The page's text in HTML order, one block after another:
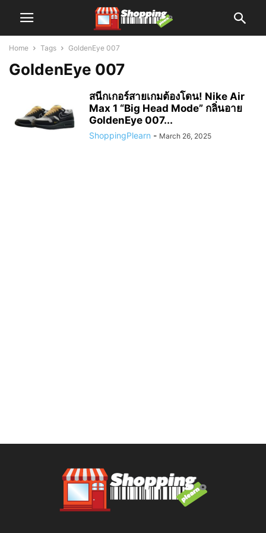
Home Tags GoldenEye 007
GoldenEye 007
สนีกเกอร์สายเกมต้องโดน! Nike Air
Max 1 “Big Head Mode” กลิ่นอาย
GoldenEye 007...
ShoppingPlearn - March 26, 2025